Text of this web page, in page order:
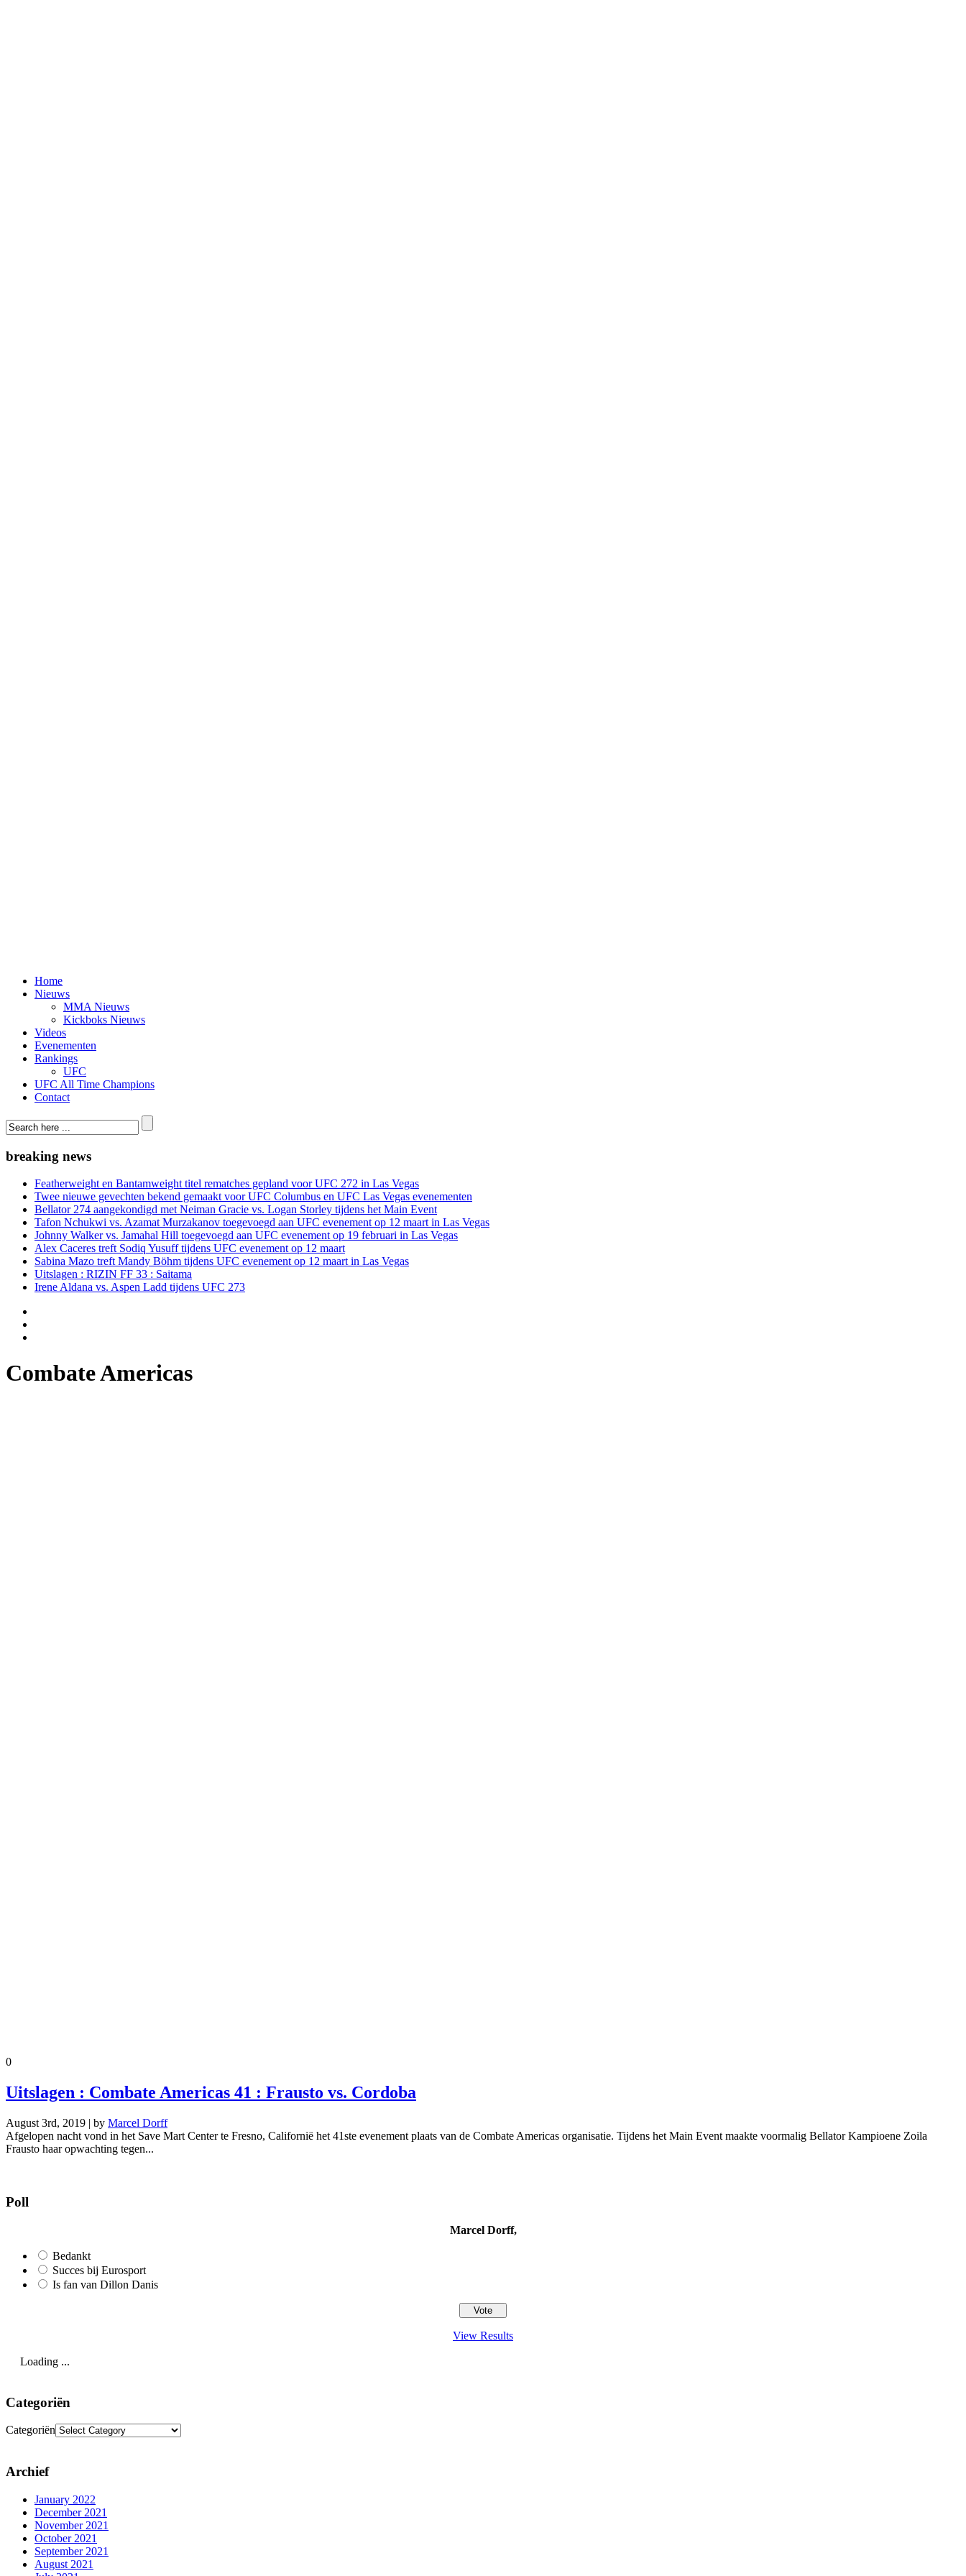
Home
Nieuws
MMA Nieuws
Kickboks Nieuws
Videos
Evenementen
Rankings
UFC
UFC All Time Champions
Contact
breaking news
Featherweight en Bantamweight titel rematches gepland voor UFC 272 in Las Vegas
Twee nieuwe gevechten bekend gemaakt voor UFC Columbus en UFC Las Vegas evenementen
Bellator 274 aangekondigd met Neiman Gracie vs. Logan Storley tijdens het Main Event
Tafon Nchukwi vs. Azamat Murzakanov toegevoegd aan UFC evenement op 12 maart in Las Vegas
Johnny Walker vs. Jamahal Hill toegevoegd aan UFC evenement op 19 februari in Las Vegas
Alex Caceres treft Sodiq Yusuff tijdens UFC evenement op 12 maart
Sabina Mazo treft Mandy Böhm tijdens UFC evenement op 12 maart in Las Vegas
Uitslagen : RIZIN FF 33 : Saitama
Irene Aldana vs. Aspen Ladd tijdens UFC 273
Combate Americas
0
Uitslagen : Combate Americas 41 : Frausto vs. Cordoba
August 3rd, 2019 | by Marcel Dorff
Afgelopen nacht vond in het Save Mart Center te Fresno, Californië het 41ste evenement plaats van de Combate Americas organisatie. Tijdens het Main Event maakte voormalig Bellator Kampioene Zoila
Frausto haar opwachting tegen...
Poll
Marcel Dorff,
Bedankt
Succes bij Eurosport
Is fan van Dillon Danis
View Results
Loading ...
Categoriën
Categoriën
Archief
January 2022
December 2021
November 2021
October 2021
September 2021
August 2021